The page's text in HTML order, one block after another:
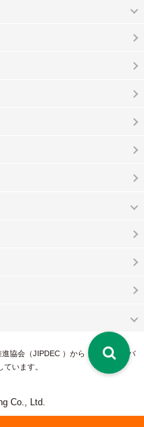
協会（JIPDEC ）から 、「 プライバ
います。
Co., Ltd.